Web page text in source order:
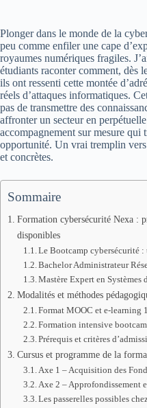
Plonger dans le monde de la
peu comme enfiler une cape
royaumes numériques fragiles.
étudiants raconter comment, dès
ils ont ressenti cette montée
réels d’attaques informatiques.
pas de transmettre des
affronter un secteur en
accompagnement sur mesure qui
opportunité. Un vrai tremplin vers
et concrètes.
Sommaire
Formation cybersécurité Nexa :
disponibles
Le Bootcamp cybersécurité
Bachelor Administrateur
Mastère Expert en Systèmes
Modalités et méthodes
Format MOOC et e-learning
Formation intensive
Prérequis et critères
Cursus et programme de la
Axe 1 – Acquisition des
Axe 2 – Approfondissement
Les passerelles possibles